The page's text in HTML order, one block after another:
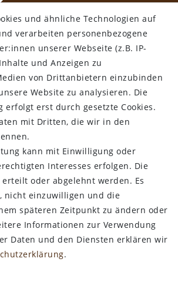
und ähnliche Technologien auf
verarbeiten personenbezogene
unserer Webseite (z.B. IP-
und Anzeigen zu
von Drittanbietern einzubinden
Website zu analysieren. Die
erfolgt erst durch gesetzte Cookies.
mit Dritten, die wir in den
kann mit Einwilligung oder
Interesses erfolgen. Die
oder abgelehnt werden. Es
nicht einzuwilligen und die
späteren Zeitpunkt zu ändern oder
Informationen zur Verwendung
Daten und den Diensten erklären wir
.